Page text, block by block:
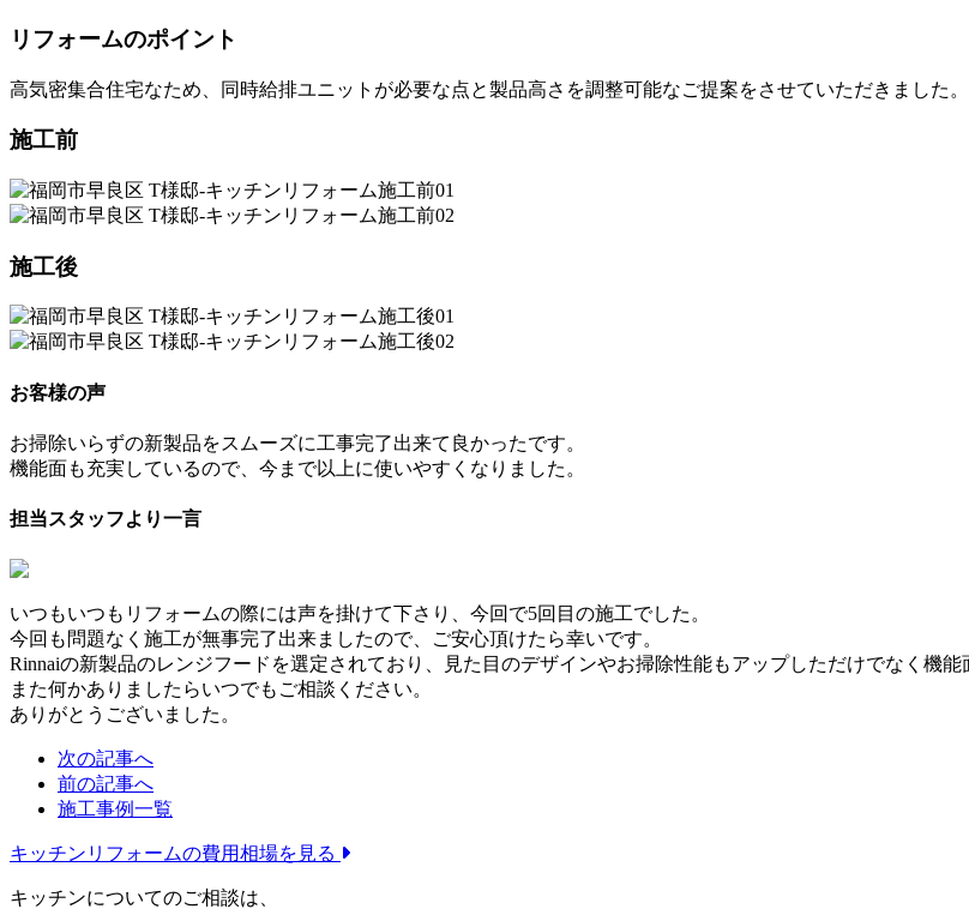
リフォームのポイント
高気密集合住宅なため、同時給排ユニットが必要な点と製品高さを調整可能なご提案をさせていただきました。
施工前
施工後
お客様の声
お掃除いらずの新製品をスムーズに工事完了出来て良かったです。
機能面も充実しているので、今まで以上に使いやすくなりました。
担当スタッフより一言
いつもいつもリフォームの際には声を掛けて下さり、今回で5回目の施工でした。
今回も問題なく施工が無事完了出来ましたので、ご安心頂けたら幸いです。
Rinnaiの新製品のレンジフードを選定されており、見た目のデザインやお掃除性能もアップしただけでなく機
また何かありましたらいつでもご相談ください。
ありがとうございました。
次の記事へ
前の記事へ
施工事例一覧
キッチンリフォームの費用相場を見る
キッチンについてのご相談は、